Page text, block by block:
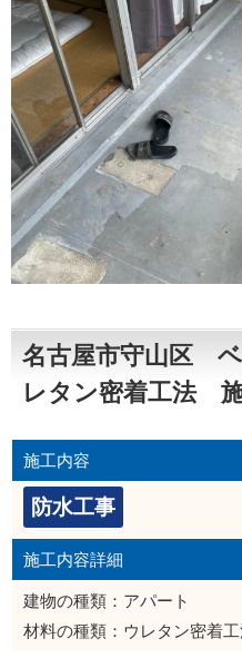
名古屋市守山区
レタン密着工法
施工内容
防水工事
施工内容詳細
建物の種類：アパート
材料の種類：ウレタン密着